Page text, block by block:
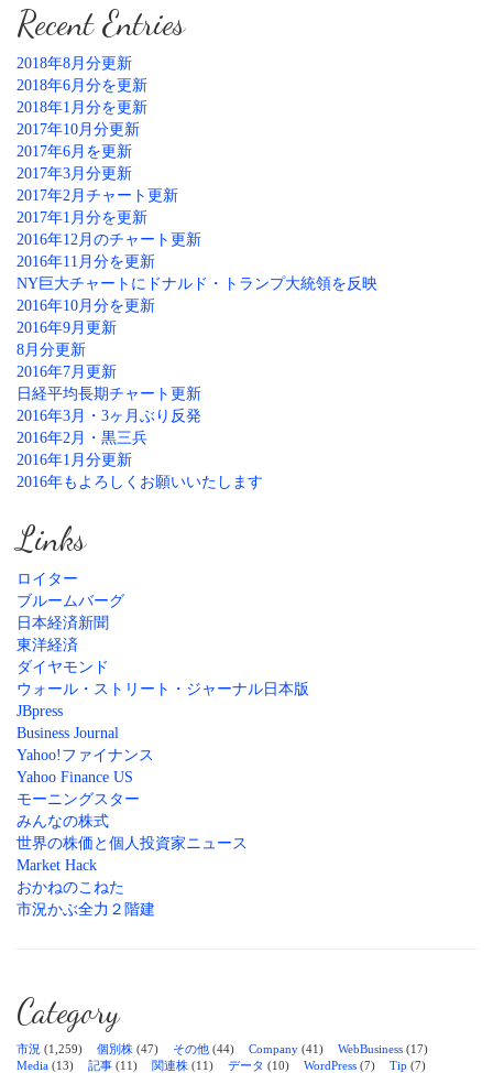
Recent Entries
2018年8月分更新
2018年6月分を更新
2018年1月分を更新
2017年10月分更新
2017年6月を更新
2017年3月分更新
2017年2月チャート更新
2017年1月分を更新
2016年12月のチャート更新
2016年11月分を更新
NY巨大チャートにドナルド・トランプ大統領を反映
2016年10月分を更新
2016年9月更新
8月分更新
2016年7月更新
日経平均長期チャート更新
2016年3月・3ヶ月ぶり反発
2016年2月・黒三兵
2016年1月分更新
2016年もよろしくお願いいたします
Links
ロイター
ブルームバーグ
日本経済新聞
東洋経済
ダイヤモンド
ウォール・ストリート・ジャーナル日本版
JBpress
Business Journal
Yahoo!ファイナンス
Yahoo Finance US
モーニングスター
みんなの株式
世界の株価と個人投資家ニュース
Market Hack
おかねのこねた
市況かぶ全力２階建
Category
市況 (1,259) 個別株 (47) その他 (44) Company (41) WebBusiness (17)
Media (13) 記事 (11) 関連株 (11) データ (10) WordPress (7) Tip (7)